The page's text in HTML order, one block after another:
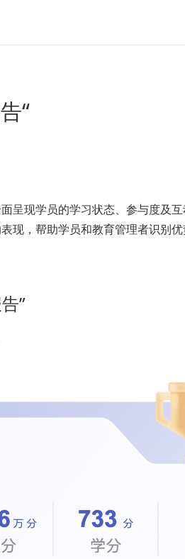
“
呈现学员的学习状态、参与度及
现，帮助学员和教育管理者识别
”